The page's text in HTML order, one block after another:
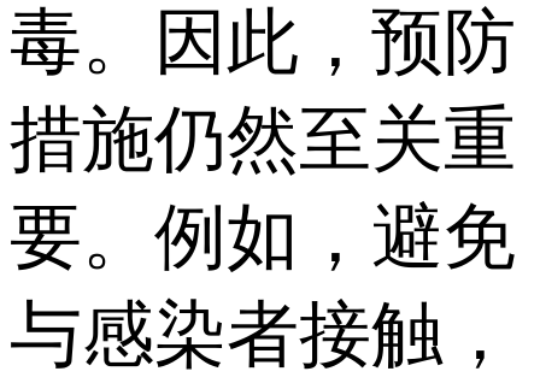
毒。因此，预防
措施仍然至关重
要。例如，避免
与感染者接触，